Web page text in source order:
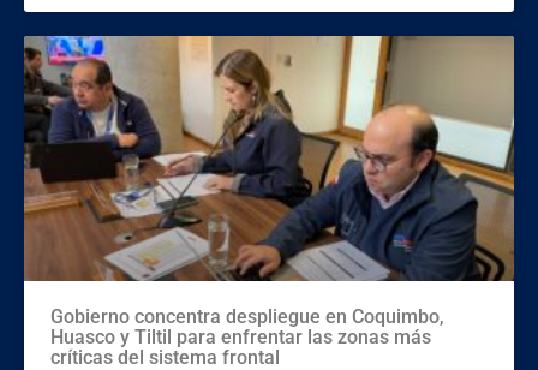
Gobierno concentra despliegue en Coquimbo,
Huasco y Tiltil para enfrentar las zonas más
críticas del sistema frontal